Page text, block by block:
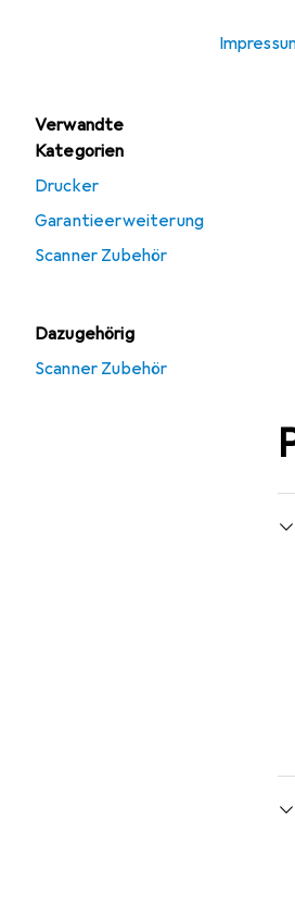
Verwandte
Kategorien
Drucker
Garantieerweiterung
Scanner Zubehör
Dazugehörig
Scanner Zubehör